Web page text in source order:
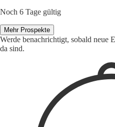
Noch 6 Tage gültig
Mehr Prospekte
Werde benachrichtigt, sobald neue
da sind.